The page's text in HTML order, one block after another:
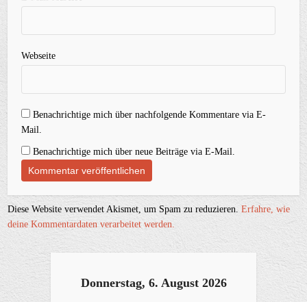
Webseite
Benachrichtige mich über nachfolgende Kommentare via E-
Mail.
Benachrichtige mich über neue Beiträge via E-Mail.
Diese Website verwendet Akismet, um Spam zu reduzieren.Erfahre, wie
deine Kommentardaten verarbeitet werden.
Donnerstag, 6. August 2026